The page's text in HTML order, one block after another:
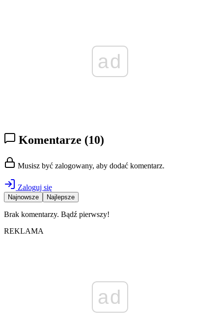
ad
Komentarze (10)
Musisz być zalogowany, aby dodać komentarz.
Zaloguj się
Najnowsze Najlepsze
Brak komentarzy. Bądź pierwszy!
REKLAMA
ad